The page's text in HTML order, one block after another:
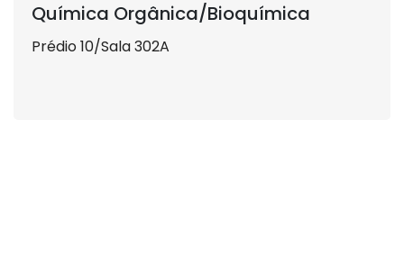
Química Orgânica/Bioquímica
Prédio 10/Sala 302A